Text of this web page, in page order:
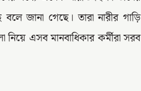
জানা গেছে। তারা নারীর গাড়ি
এসব মানবাধিকার কর্মীরা সরব